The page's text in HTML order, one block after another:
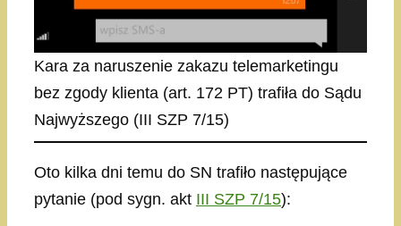
Kara za naruszenie zakazu telemarketingu
bez zgody klienta (art. 172 PT) trafiła do Sądu
Najwyższego (III SZP 7/15)
Oto kilka dni temu do SN trafiło następujące
pytanie (pod sygn. akt III SZP 7/15):